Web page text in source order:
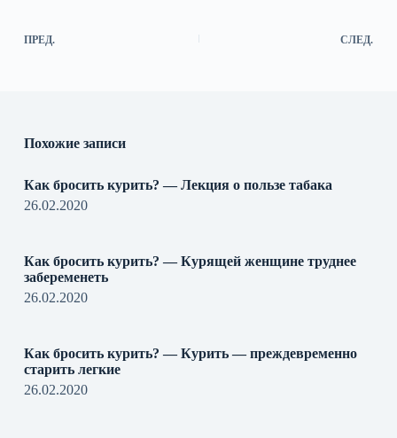
ПРЕД. СЛЕД.
Похожие записи
Как бросить курить? — Лекция о пользе табака
26.02.2020
Как бросить курить? — Курящей женщине труднее
забеременеть
26.02.2020
Как бросить курить? — Курить — преждевременно
старить легкие
26.02.2020